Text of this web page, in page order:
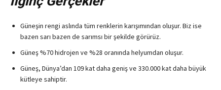
Güneşin rengi aslında tüm renklerin karışımından oluşur. Biz ise
bazen sarı bazen de sarımsı bir şekilde görürüz.
Güneş %70 hidrojen ve %28 oranında helyumdan oluşur.
Güneş, Dünya’dan 109 kat daha geniş ve 330.000 kat daha büyük
kütleye sahiptir.